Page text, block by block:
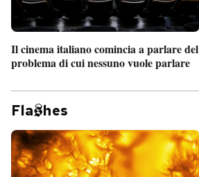
Il cinema italiano comincia a parlare del
problema di cui nessuno vuole parlare
Fla hes